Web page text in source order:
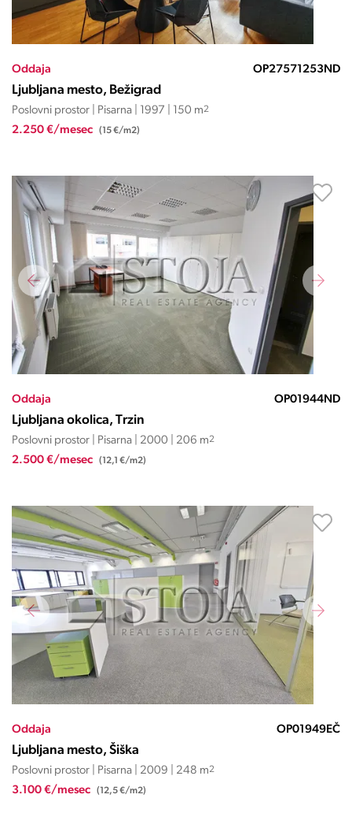
Oddaja OP27571253ND
Ljubljana mesto, Bežigrad
Poslovni prostor | Pisarna | 1997 | 150 m2
2.250 €/mesec (15 €/m2)
Oddaja OP01944ND
Ljubljana okolica, Trzin
Poslovni prostor | Pisarna | 2000 | 206 m2
2.500 €/mesec (12,1 €/m2)
Oddaja OP01949EČ
Ljubljana mesto, Šiška
Poslovni prostor | Pisarna | 2009 | 248 m2
3.100 €/mesec (12,5 €/m2)